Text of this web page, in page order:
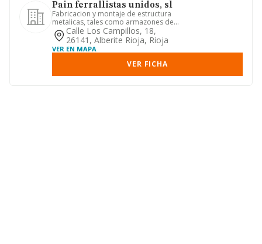
Pain ferrallistas unidos, sl
Fabricacion y montaje de estructura
metalicas, tales como armazones de
edificios, hangares prefabri...
Calle Los Campillos, 18,
26141, Alberite Rioja, Rioja
VER EN MAPA
VER FICHA